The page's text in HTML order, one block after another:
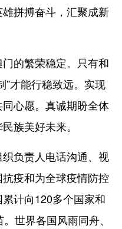
拼搏奋斗，汇聚成新
的繁荣稳定。只有和
”才能行稳致远。实现
心愿。真诚期盼全体
族美好未来。
负责人电话沟通、视
疫和为全球疫情防控
计向120多个国家和
世界各国风雨同舟、